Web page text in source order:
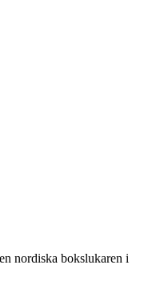
nordiska bokslukaren i